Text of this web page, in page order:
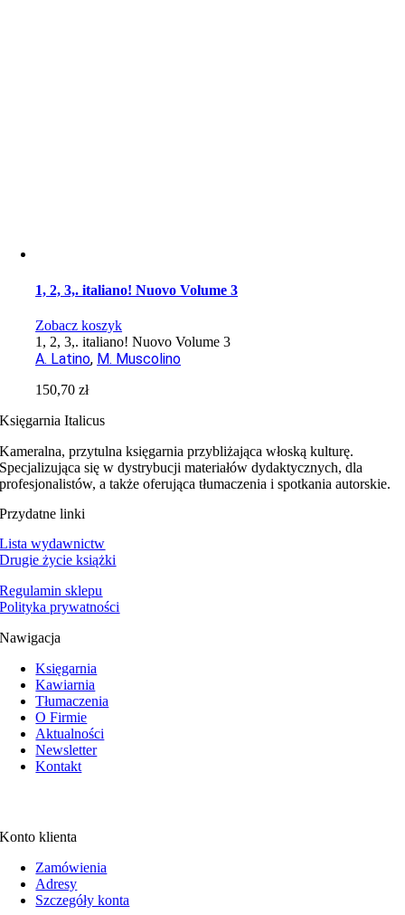
1, 2, 3,. italiano! Nuovo Volume 3
Zobacz koszyk
1, 2, 3,. italiano! Nuovo Volume 3
A. Latino, M. Muscolino
150,70zł
Księgarnia Italicus
Kameralna, przytulna księgarnia przybliżająca włoską kulturę.
Specjalizująca się w dystrybucji materiałów dydaktycznych, dla
profesjonalistów, a także oferująca tłumaczenia i spotkania autorskie.
Przydatne linki
Lista wydawnictw
Drugie życie książki
Regulamin sklepu
Polityka prywatności
Nawigacja
Księgarnia
Kawiarnia
Tłumaczenia
O Firmie
Aktualności
Newsletter
Kontakt
Konto klienta
Zamówienia
Adresy
Szczegóły konta